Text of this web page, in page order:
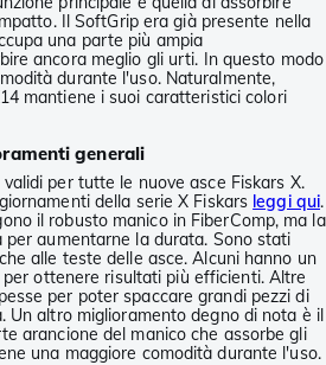
Il SoftGrip era già presente nella
una parte più ampia
ancora meglio gli urti. In questo modo
durante l'uso. Naturalmente,
mantiene i suoi caratteristici colori
generali
per tutte le nuove asce Fiskars X.
della serie X Fiskars leggi qui.
il robusto manico in FiberComp, ma la
aumentarne la durata. Sono stati
alle teste delle asce. Alcuni hanno un
ottenere risultati più efficienti. Altre
per poter spaccare grandi pezzi di
Un altro miglioramento degno di nota è il
arancione del manico che assorbe gli
una maggiore comodità durante l'uso.